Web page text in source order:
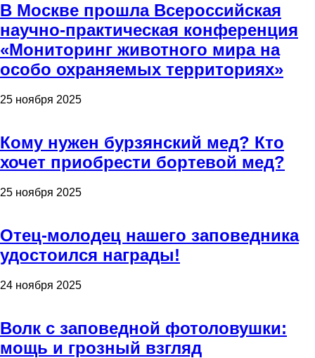
В Москве прошла Всероссийская
научно-практическая конференция
«Мониторинг животного мира на
особо охраняемых территориях»
25 ноября 2025
Кому нужен бурзянский мед? Кто
хочет приобрести бортевой мед?
25 ноября 2025
Отец-молодец нашего заповедника
удостоился награды!
24 ноября 2025
Волк с заповедной фотоловушки:
мощь и грозный взгляд